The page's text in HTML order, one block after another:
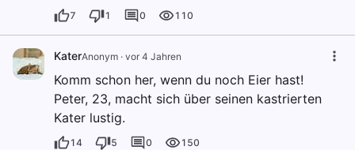
7 1 0 110
KaterAnonym · vor 4 Jahren
Komm schon her, wenn du noch Eier hast!
Peter, 23, macht sich über seinen kastrierten
Kater lustig.
14 5 0 150